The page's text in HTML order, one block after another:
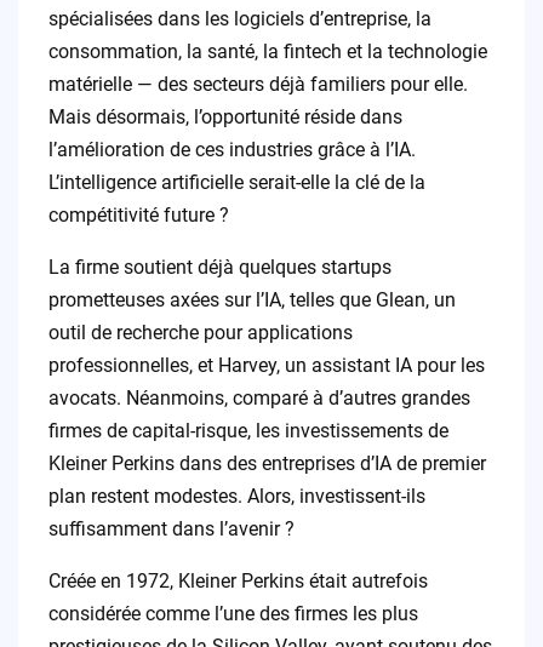
spécialisées dans les logiciels d’entreprise, la
consommation, la santé, la fintech et la technologie
matérielle — des secteurs déjà familiers pour elle.
Mais désormais, l’opportunité réside dans
l’amélioration de ces industries grâce à l’IA.
L’intelligence artificielle serait-elle la clé de la
compétitivité future ?
La firme soutient déjà quelques startups
prometteuses axées sur l’IA, telles que Glean, un
outil de recherche pour applications
professionnelles, et Harvey, un assistant IA pour les
avocats. Néanmoins, comparé à d’autres grandes
firmes de capital-risque, les investissements de
Kleiner Perkins dans des entreprises d’IA de premier
plan restent modestes. Alors, investissent-ils
suffisamment dans l’avenir ?
Créée en 1972, Kleiner Perkins était autrefois
considérée comme l’une des firmes les plus